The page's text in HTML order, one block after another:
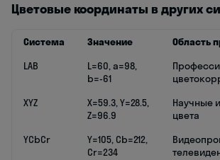
Цветовые координаты в других
Система Значение
Область
LAB
L=60, a=98,
b=-61
XYZ
X=59.3, Y=28.5,
Z=96.9
Научные
цвета
YCbCr
Y=105, Cb=212,
Cr=234